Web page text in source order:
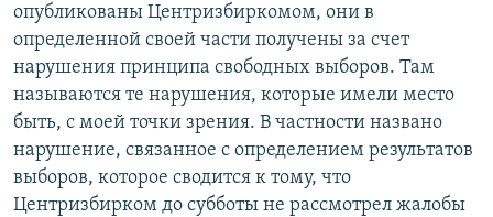
опубликованы Центризбиркомом, они в
определенной своей части получены за счет
нарушения принципа свободных выборов. Там
называются те нарушения, которые имели место
быть, с моей точки зрения. В частности названо
нарушение, связанное с определением результатов
выборов, которое сводится к тому, что
Центризбирком до субботы не рассмотрел жалобы